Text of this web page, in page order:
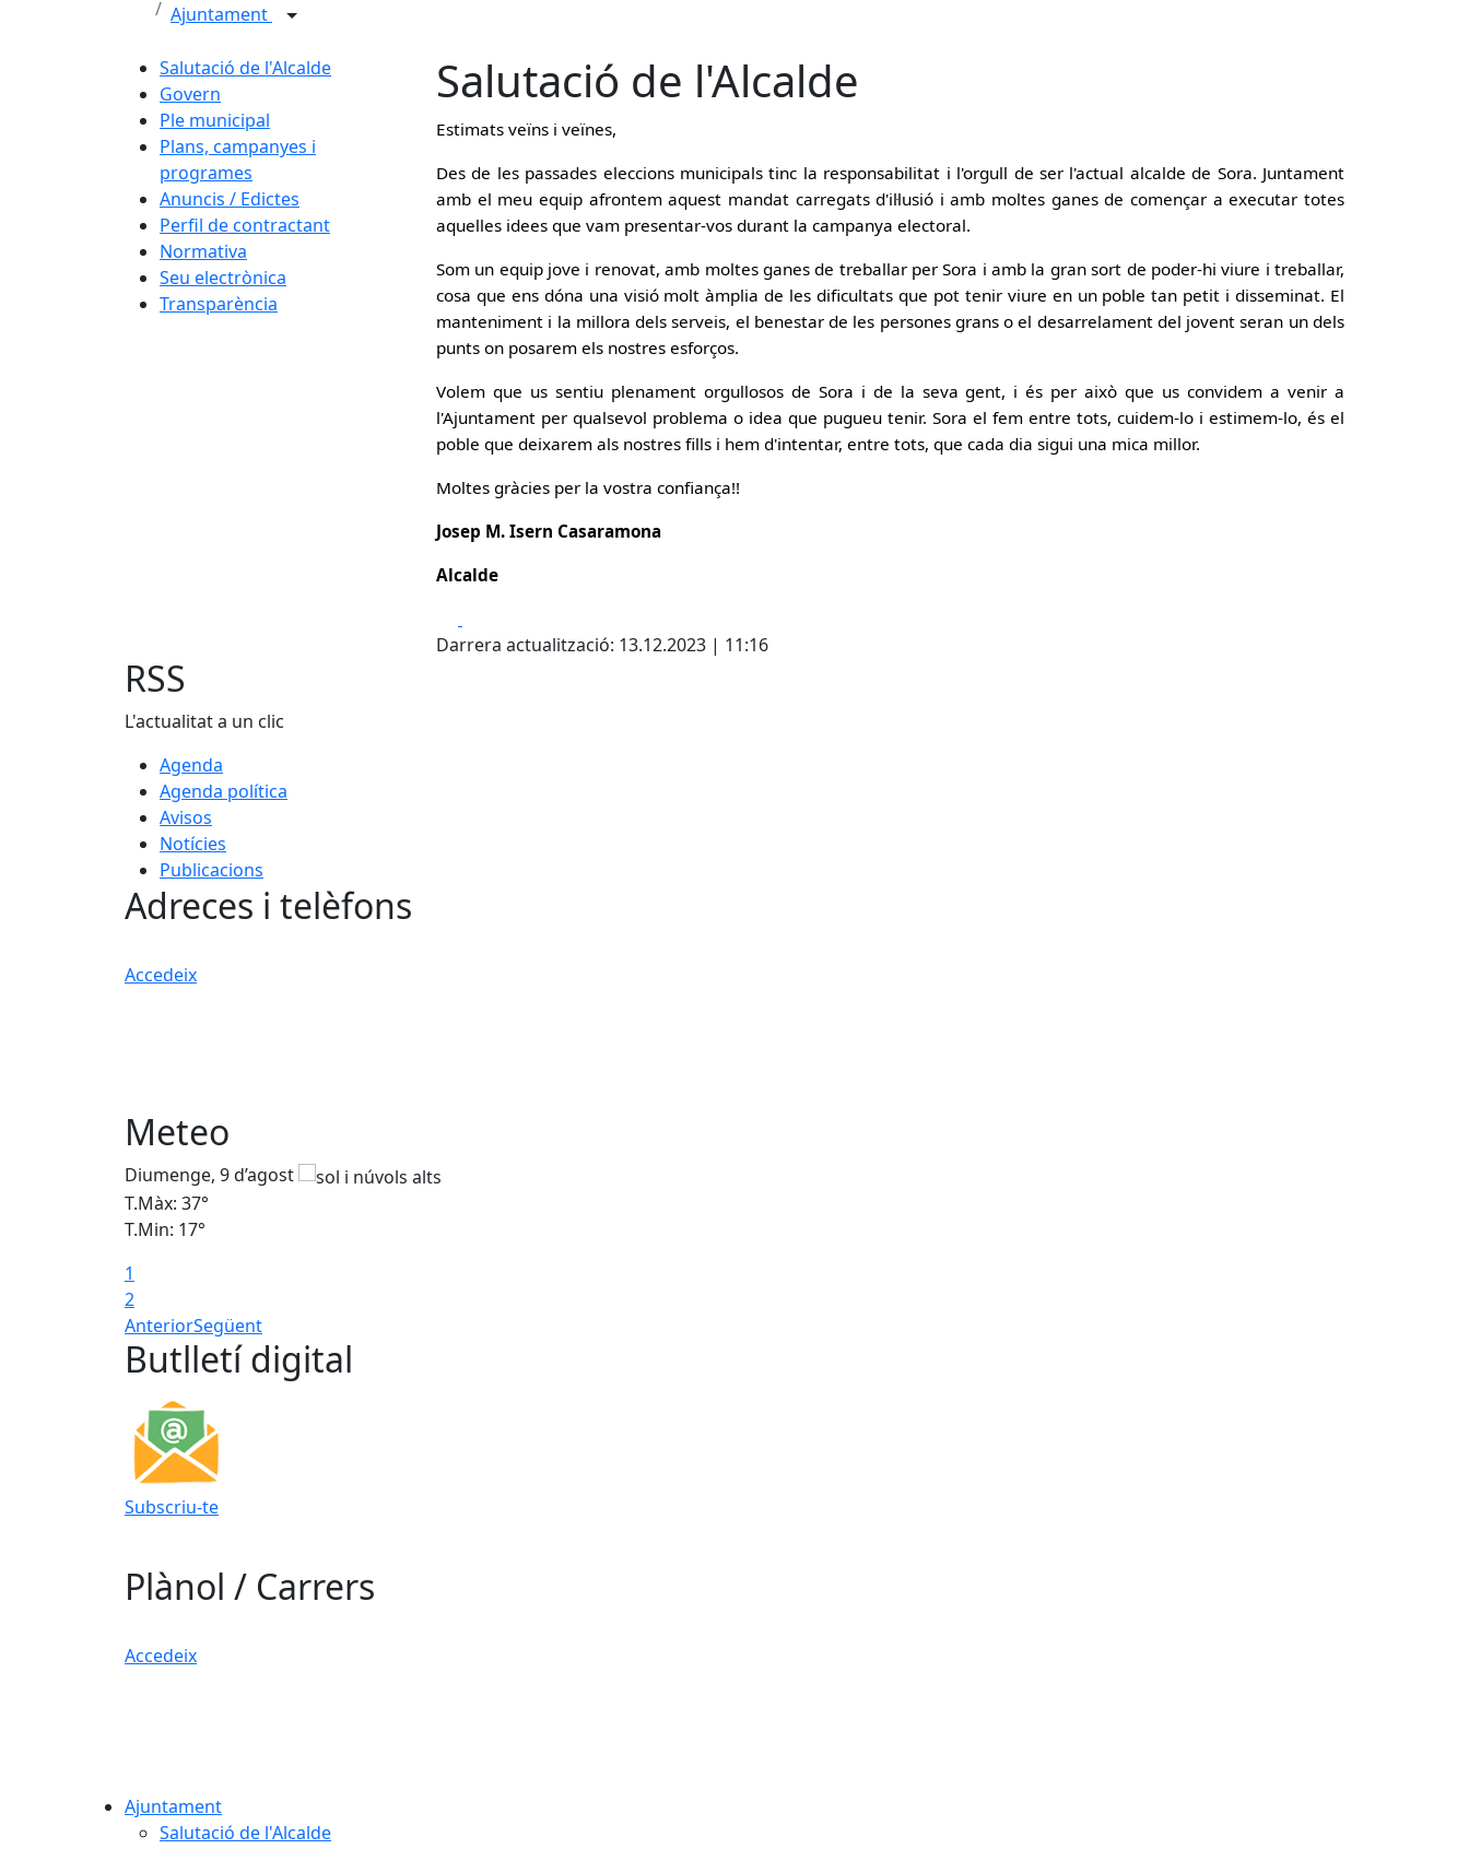
Ajuntament
Salutació de l'Alcalde
Govern
Ple municipal
Plans, campanyes i
programes
Anuncis / Edictes
Perfil de contractant
Normativa
Seu electrònica
Transparència
Salutació de l'Alcalde
Estimats veïns i veïnes,
Des de les passades eleccions municipals tinc la responsabilitat i l'orgull de ser l'actual alcalde de Sora. Juntament
amb el meu equip afrontem aquest mandat carregats d'il·lusió i amb moltes ganes de començar a executar totes
aquelles idees que vam presentar-vos durant la campanya electoral.
Som un equip jove i renovat, amb moltes ganes de treballar per Sora i amb la gran sort de poder-hi viure i treballar,
cosa que ens dóna una visió molt àmplia de les dificultats que pot tenir viure en un poble tan petit i disseminat. El
manteniment i la millora dels serveis, el benestar de les persones grans o el desarrelament del jovent seran un dels
punts on posarem els nostres esforços.
Volem que us sentiu plenament orgullosos de Sora i de la seva gent, i és per això que us convidem a venir a
l'Ajuntament per qualsevol problema o idea que pugueu tenir. Sora el fem entre tots, cuidem-lo i estimem-lo, és el
poble que deixarem als nostres fills i hem d'intentar, entre tots, que cada dia sigui una mica millor.
Moltes gràcies per la vostra confiança!!
Josep M. Isern Casaramona
Alcalde
Darrera actualització: 13.12.2023 | 11:16
RSS
L'actualitat a un clic
Agenda
Agenda política
Avisos
Notícies
Publicacions
Adreces i telèfons
Accedeix
Meteo
Diumenge, 9 d’agost
T.Màx: 37°
T.Min: 17°
1
2
AnteriorSegüent
Butlletí digital
Subscriu-te
Plànol / Carrers
Accedeix
Ajuntament
Salutació de l'Alcalde